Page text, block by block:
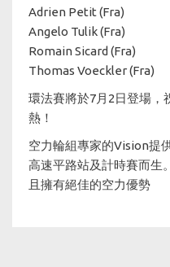
Adrien Petit (Fra)
Angelo Tulik (Fra)
Romain Sicard (Fra)
Thomas Voeckler (Fra)
環法賽將於7月2日登場，
熱！
空力輪組專家的Vision提
高速平路站及計時賽而生
且擁有絕佳的空力優勢